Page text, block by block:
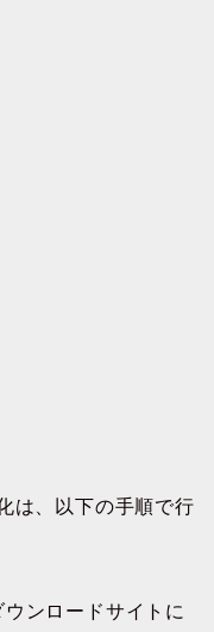
は、以下の手順で行
ンロードサイトに